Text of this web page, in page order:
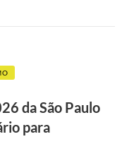
da São Paulo
para